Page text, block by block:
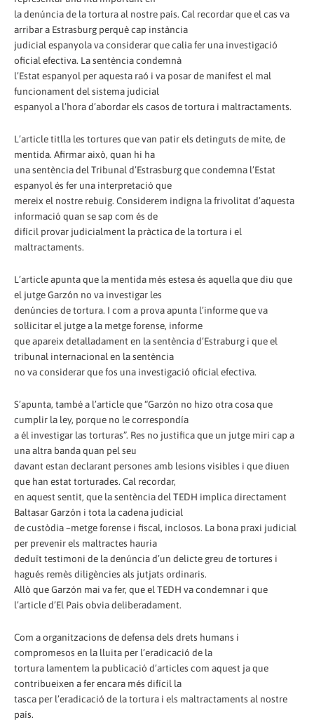
la denúncia de la tortura al nostre país. Cal recordar que el cas va
arribar a Estrasburg perquè cap instància
judicial espanyola va considerar que calia fer una investigació
oficial efectiva. La sentència condemnà
l’Estat espanyol per aquesta raó i va posar de manifest el mal
funcionament del sistema judicial
espanyol a l’hora d’abordar els casos de tortura i maltractaments.
L’article titlla les tortures que van patir els detinguts de mite, de
mentida. Afirmar això, quan hi ha
una sentència del Tribunal d’Estrasburg que condemna l’Estat
espanyol és fer una interpretació que
mereix el nostre rebuig. Considerem indigna la frivolitat d’aquesta
informació quan se sap com és de
difícil provar judicialment la pràctica de la tortura i el
maltractaments.
L’article apunta que la mentida més estesa és aquella que diu que
el jutge Garzón no va investigar les
denúncies de tortura. I com a prova apunta l’informe que va
sol·licitar el jutge a la metge forense, informe
que apareix detalladament en la sentència d’Estraburg i que el
tribunal internacional en la sentència
no va considerar que fos una investigació oficial efectiva.
S’apunta, també a l’article que “Garzón no hizo otra cosa que
cumplir la ley, porque no le correspondía
a él investigar las torturas”. Res no justifica que un jutge miri cap a
una altra banda quan pel seu
davant estan declarant persones amb lesions visibles i que diuen
que han estat torturades. Cal recordar,
en aquest sentit, que la sentència del TEDH implica directament
Baltasar Garzón i tota la cadena judicial
de custòdia –metge forense i fiscal, inclosos. La bona praxi judicial
per prevenir els maltractes hauria
deduït testimoni de la denúncia d’un delicte greu de tortures i
hagués remès diligències als jutjats ordinaris.
Allò que Garzón mai va fer, que el TEDH va condemnar i que
l’article d’El Pais obvia deliberadament.
Com a organitzacions de defensa dels drets humans i
compromesos en la lluita per l’eradicació de la
tortura lamentem la publicació d’articles com aquest ja que
contribueixen a fer encara més difícil la
tasca per l’eradicació de la tortura i els maltractaments al nostre
país.